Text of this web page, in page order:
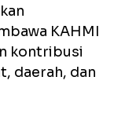
KAHMI
kontribusi
daerah, dan